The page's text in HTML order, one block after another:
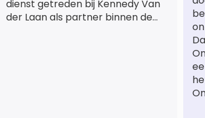
dienst getreden bij Kennedy Van
der Laan als partner binnen de